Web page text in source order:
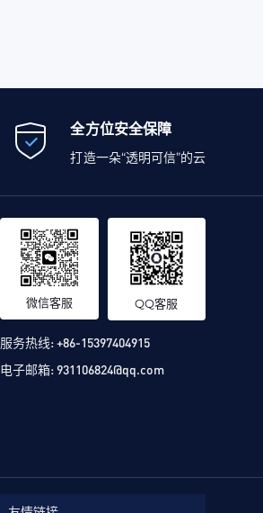
全方位安全保障
打造一朵“透明可信”的云
微信客服 QQ客服
服务热线:+86-15397404915
电子邮箱:931106824@qq.com